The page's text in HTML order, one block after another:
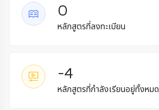
0
หลักสูตรที่ลงทะเบียน
-4
หลักสูตรที่กำลังเรียนอยู่ทั้งหมด